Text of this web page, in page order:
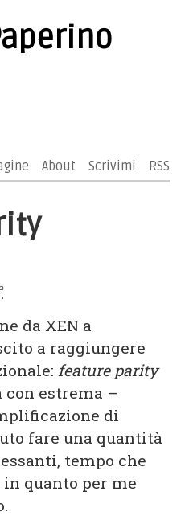
About Scrivimi RSS
da XEN a
a raggiungere
feature parity
estrema –
di
fare una quantità
tempo che
quanto per me